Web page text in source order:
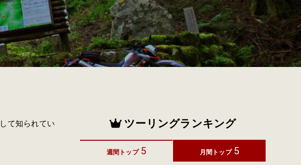
て知られてい
ツーリングランキング
週間トップ 5 月間トップ 5